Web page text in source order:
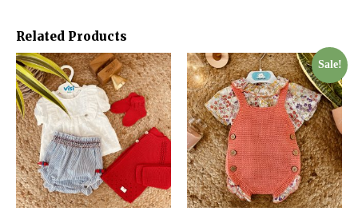
Related Products
Sale!